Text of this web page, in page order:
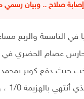
صلاح .. وبيان رسمي
التاسعة والربع
عصام الحضري
حيث دفع كوبر بمحمد